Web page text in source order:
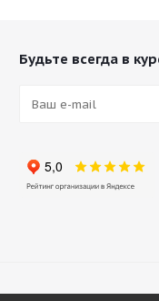
Будьте всегда в